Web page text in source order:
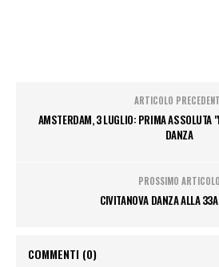
ARTICOLO
AMSTERDAM, 3 LUGLIO: PRIMA ASSOLUTA
DANZA
PROSSIMO ARTICOLO
CIVITANOVA DANZA ALLA
COMMENTI (0)